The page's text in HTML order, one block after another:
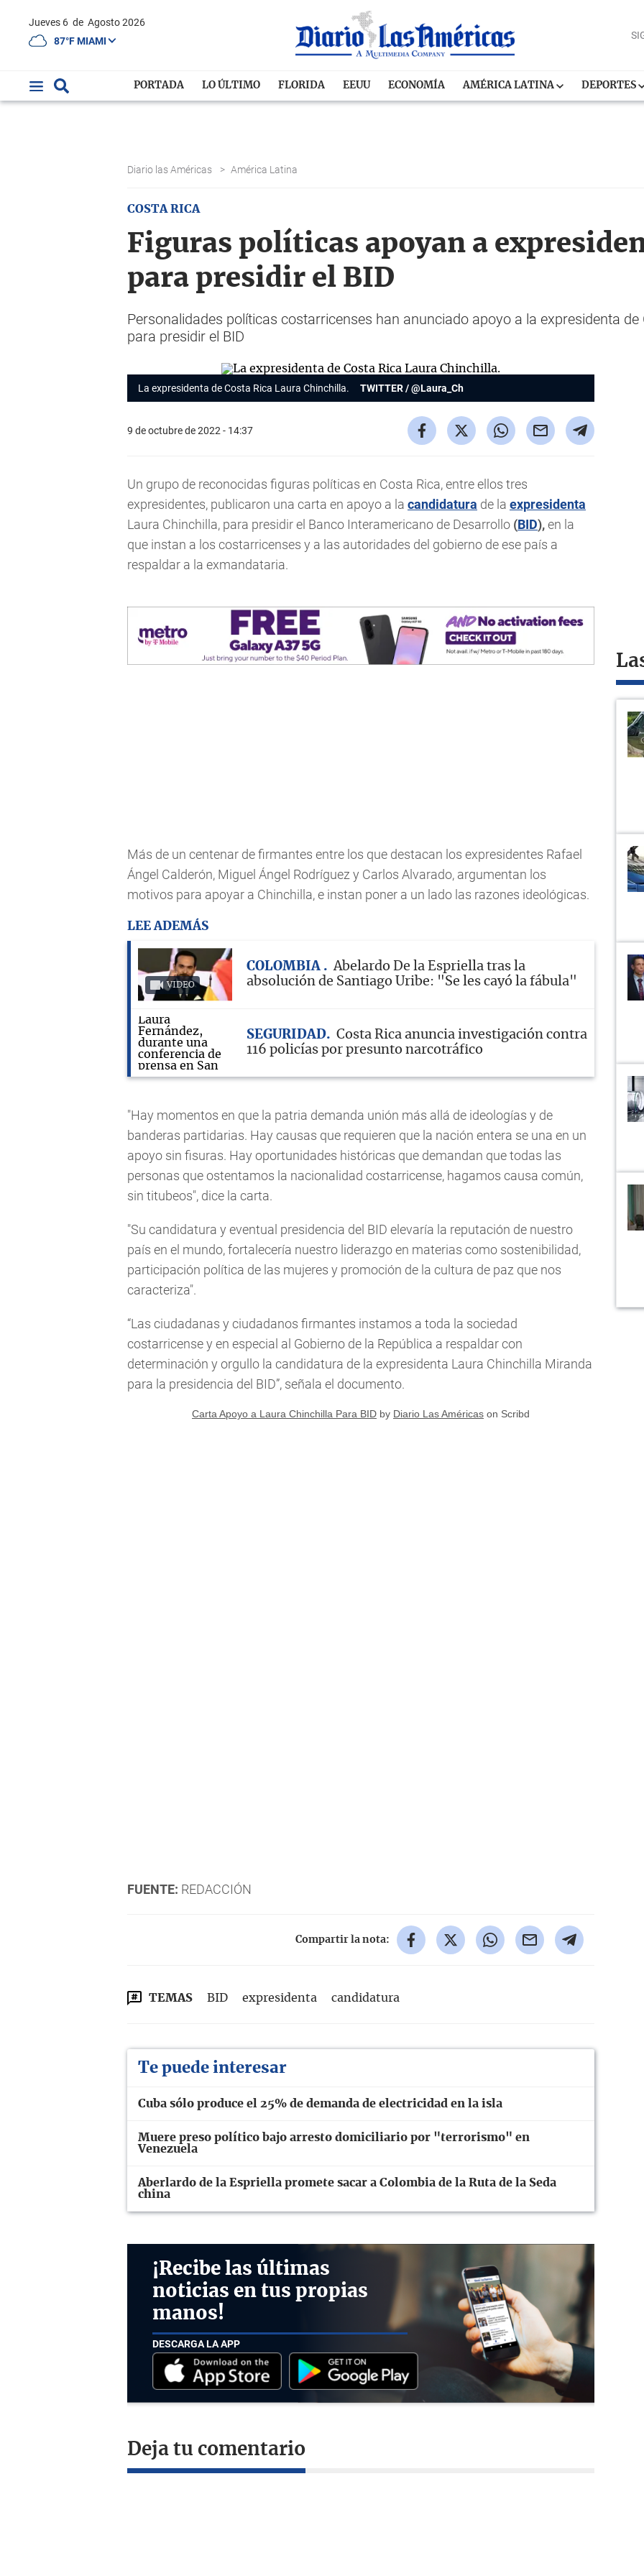
Jueves 6 de Agosto 2026
87°F MIAMI
PORTADA LO ÚLTIMO FLORIDA EEUU ECONOMÍA AMÉRICA LATINA DEPORTES
Diario las Américas > América Latina
COSTA RICA
Figuras políticas apoyan a
para presidir el BID
Personalidades políticas costarricenses han anunciado apoyo a la expresidenta de
para presidir el BID
La expresidenta de Costa Rica Laura Chinchilla. TWITTER / @Laura_Ch
9 de octubre de 2022 - 14:37
Un grupo de reconocidas figuras políticas en Costa Rica, entre ellos tres
expresidentes, publicaron una carta en apoyo a la candidatura de la expresidenta
Laura Chinchilla, para presidir el Banco Interamericano de Desarrollo (BID),en la
que instan a los costarricenses y a las autoridades del gobierno de ese país a
respaldar a la exmandataria.
Más de un centenar de firmantes entre los que destacan los expresidentes Rafael
Ángel Calderón, Miguel Ángel Rodríguez y Carlos Alvarado, argumentan los
motivos para apoyar a Chinchilla, e instan poner a un lado las razones ideológicas.
LEE ADEMÁS
VIDEO
COLOMBIA
Abelardo De la Espriella tras la
absolución de Santiago Uribe: "Se les cayó la fábula"
SEGURIDAD
Costa Rica anuncia investigación contra
116 policías por presunto narcotráfico
"Hay momentos en que la patria demanda unión más allá de ideologías y de
banderas partidarias. Hay causas que requieren que la nación entera se una en un
apoyo sin fisuras. Hay oportunidades históricas que demandan que todas las
personas que ostentamos la nacionalidad costarricense, hagamos causa común,
sin titubeos", dice la carta.
"Su candidatura y eventual presidencia del BID elevaría la reputación de nuestro
país en el mundo, fortalecería nuestro liderazgo en materias como sostenibilidad,
participación política de las mujeres y promoción de la cultura de paz que nos
caracteriza".
“Las ciudadanas y ciudadanos firmantes instamos a toda la sociedad
costarricense y en especial al Gobierno de la República a respaldar con
determinación y orgullo la candidatura de la expresidenta Laura Chinchilla Miranda
para la presidencia del BID”, señala el documento.
Carta Apoyo a Laura Chinchilla Para BID by Diario Las Américas on Scribd
FUENTE: REDACCIÓN
Compartir la nota:
TEMAS BID expresidenta candidatura
Te puede interesar
Cuba sólo produce el 25% de demanda de electricidad en la isla
Muere preso político bajo arresto domiciliario por "terrorismo" en
Venezuela
Aberlardo de la Espriella promete sacar a Colombia de la Ruta de la Seda
china
¡Recibe las últimas
noticias en tus propias
manos!
DESCARGA LA APP
Deja tu comentario